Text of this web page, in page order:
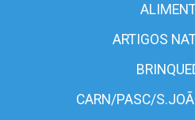
ARTIGOS
CARN/PASC/